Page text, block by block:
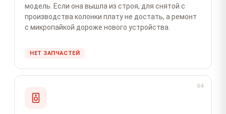
модель. Если она вышла из строя, для снятой с
производства колонки плату не достать, а ремонт
с микропайкой дороже нового устройства.
НЕТ ЗАПЧАСТЕЙ
04